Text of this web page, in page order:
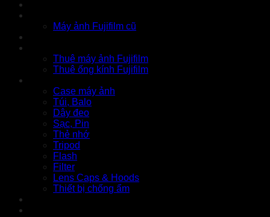
Máy ảnh Fujifilm cũ
Thuê máy ảnh Fujifilm
Thuê ống kính Fujifilm
Case máy ảnh
Túi, Balo
Dây đeo
Sạc, Pin
Thẻ nhớ
Tripod
Flash
Filter
Lens Caps & Hoods
Thiết bị chống ẩm